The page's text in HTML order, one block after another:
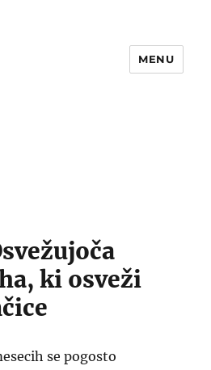
MENU
ki osveži
se pogosto